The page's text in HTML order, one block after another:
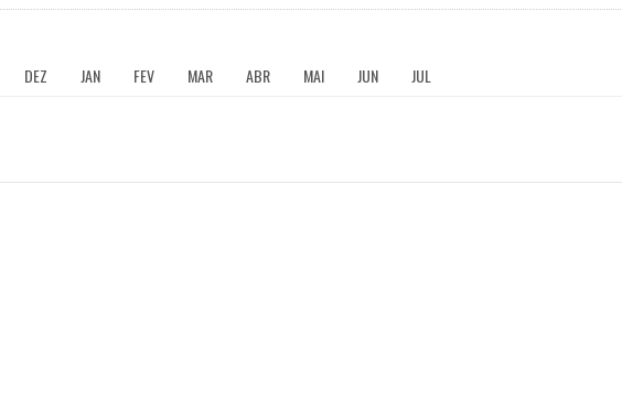
DEZ JAN FEV MAR ABR MAI JUN JUL